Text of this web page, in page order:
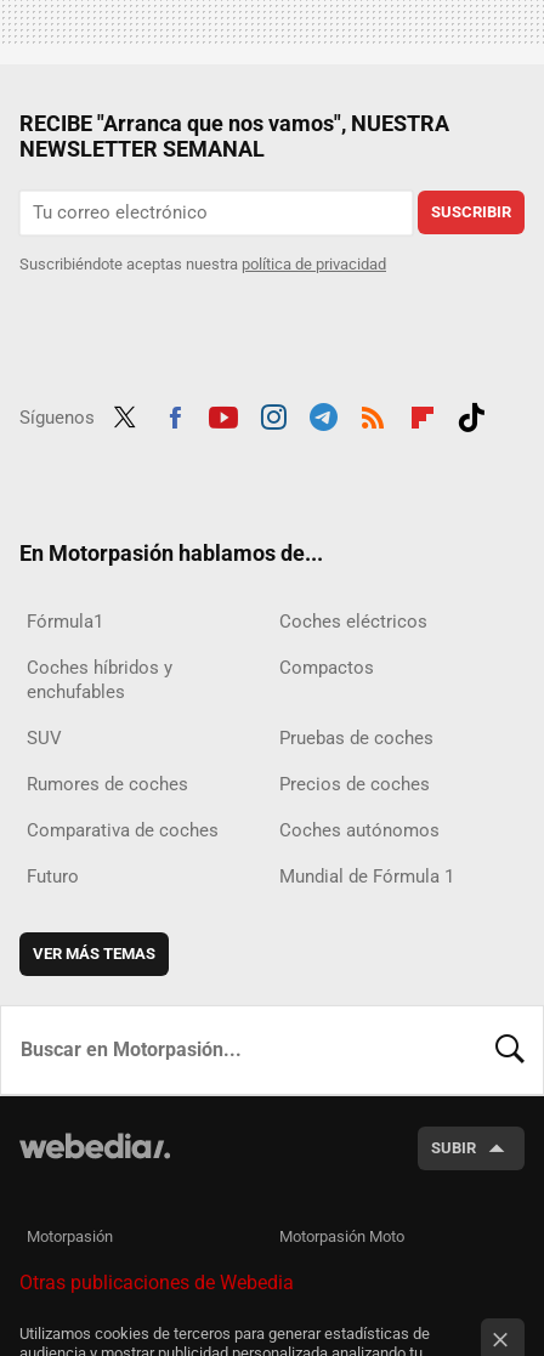
RECIBE "Arranca que nos vamos", NUESTRA
NEWSLETTER SEMANAL
SUSCRIBIR
Suscribiéndote aceptas nuestra política de privacidad
Síguenos
En Motorpasión hablamos de...
Fórmula1 Coches eléctricos
Coches híbridos y
enchufables
Compactos
SUV Pruebas de coches
Rumores de coches Precios de coches
Comparativa de coches Coches autónomos
Futuro Mundial de Fórmula 1
VER MÁS TEMAS
SUBIR
Motorpasión Motorpasión Moto
Otras publicaciones de Webedia
Utilizamos cookies de terceros para generar estadísticas de